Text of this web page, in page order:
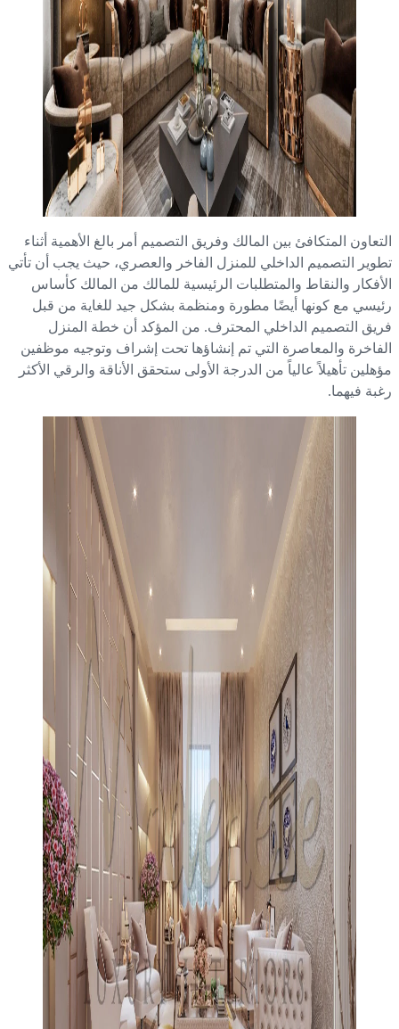
المتكافئ بين المالك وفريق التصميم أمر بالغ الأهمية أثناء
التصميم الداخلي للمنزل الفاخر والعصري، حيث يجب أن تأتي
والنقاط والمتطلبات الرئيسية للمالك من المالك كأساس
مع كونها أيضًا مطورة ومنظمة بشكل جيد للغاية من قبل
التصميم الداخلي المحترف. من المؤكد أن خطة المنزل
والمعاصرة التي تم إنشاؤها تحت إشراف وتوجيه موظفين
تأهيلاً عالياً من الدرجة الأولى ستحقق الأناقة والرقي الأكثر
فيهما.